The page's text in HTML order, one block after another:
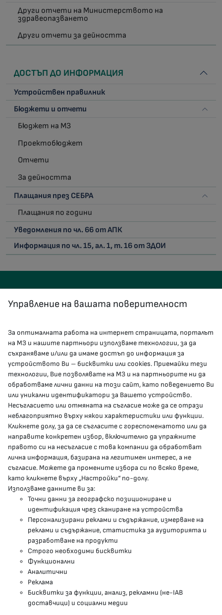
Други отчети на Министерството на
здравеопазването
Други отчети за дейността
ДОСТЪП ДО ИНФОРМАЦИЯ
Устройствен правилник
Бюджети и отчети
Бюджет на МЗ
Проектобюджет
Отчети
За дейността
Плащания през СЕБРА
Плащания по години
Уведомления по чл. 66 от АПК
Информация по чл. 15, ал. 1, т. 16 от ЗДОИ
КОНТАКТИ
гр.София, 1000, пл. „Света Неделя“ №5
delovodstvo@mh.government.bg
presscenter@mh.government.bg
МЗ В СОЦИАЛНИТЕ МРЕЖИ
Facebook страница
Instragram профил
YouTube канал
Threads профил
Карта на сайта
Бисквитки
Условия за използване
Управление на вашата поверителност
За оптималната работа на интернет страницата, порталът
на МЗ и нашите партньори използваме технологии, за да
съхраняваме и/или да имаме достъп до информация за
устройството Ви – бисквитки или cookies. Приемайки тези
технологии, Вие позволявате на МЗ и на партньорите ни да
обработваме лични данни на този сайт, като поведението Ви
или уникални идентификатори за Вашето устройство.
Несъгласието или отмяната на съгласие може да се отрази
неблагоприятно върху някои характеристики или функции.
Кликнете долу, за да се съгласите с гореспоменатото или да
направите конкретен избор, включително да упражните
правото си на несъгласие с това компании да обработват
лична информация, базирана на легитимен интерес, а не
съгласие. Можете да промените избора си по всяко време,
като кликнете върху „Настройки“ по-долу.
Използваме данните ви за:
Точни данни за географско позициониране и
идентификация чрез сканиране на устройства
Персонализирани реклами и съдържание, измерване на
реклами и съдържание, статистика за аудиторията и
разработване на продукти
Строго необходими бисквитки
Функционални
Аналитични
Реклама
Бисквитки за функции, анализ, рекламни (не-IAB
доставчици) и социални медии